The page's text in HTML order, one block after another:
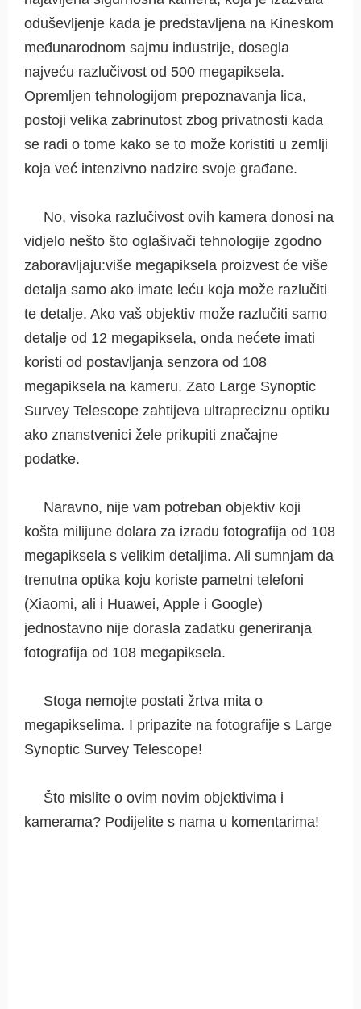
oduševljenje kada je predstavljena na Kineskom
međunarodnom sajmu industrije, dosegla
najveću razlučivost od 500 megapiksela.
Opremljen tehnologijom prepoznavanja lica,
postoji velika zabrinutost zbog privatnosti kada
se radi o tome kako se to može koristiti u zemlji
koja već intenzivno nadzire svoje građane.
No, visoka razlučivost ovih kamera donosi na
vidjelo nešto što oglašivači tehnologije zgodno
zaboravljaju:više megapiksela proizvest će više
detalja samo ako imate leću koja može razlučiti
te detalje. Ako vaš objektiv može razlučiti samo
detalje od 12 megapiksela, onda nećete imati
koristi od postavljanja senzora od 108
megapiksela na kameru. Zato Large Synoptic
Survey Telescope zahtijeva ultrapreciznu optiku
ako znanstvenici žele prikupiti značajne
podatke.
Naravno, nije vam potreban objektiv koji
košta milijune dolara za izradu fotografija od 108
megapiksela s velikim detaljima. Ali sumnjam da
trenutna optika koju koriste pametni telefoni
(Xiaomi, ali i Huawei, Apple i Google)
jednostavno nije dorasla zadatku generiranja
fotografija od 108 megapiksela.
Stoga nemojte postati žrtva mita o
megapikselima. I pripazite na fotografije s Large
Synoptic Survey Telescope!
Što mislite o ovim novim objektivima i
kamerama? Podijelite s nama u komentarima!